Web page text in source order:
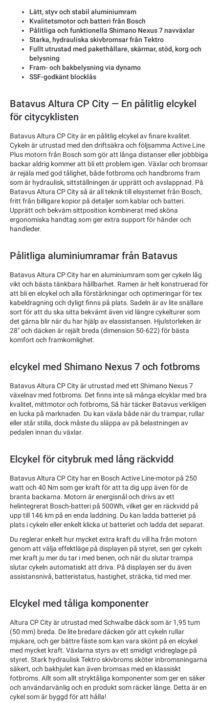
Lätt, styv och stabil aluminiumram
Kvalitetsmotor och batteri från Bosch
Pålitliga och funktionella Shimano Nexus 7 navväxlar
Starka, hydrauliska skivbromsar från Tektro
Fullt utrustad med pakethållare, skärmar, stöd, korg och
belysning
Fram- och bakbelysning via dynamo
SSF-godkänt blocklås
Batavus Altura CP City — En pålitlig elcykel
för citycyklisten
Batavus Altura CP City är en pålitlig elcykel av finare kvalitet.
Cykeln är utrustad med den driftsäkra och följsamma Active Line
Plus motorn från Bosch som gör att långa distanser eller jobbbiga
backar aldrig kommer att bli ett problem igen. Växlar och bromsar
är rejäla med god tålighet, både fotbroms och handbroms fram
som är hydraulisk, sittställningen är upprätt och avslappnad. På
Batavus Altura CP City så är all teknik till elsystemet från Bosch,
fritt från billigare kopior på detaljer som kablar och batteri.
Upprätt och bekväm sittposition kombinerat med sköna
ergonomiska handtag som ger extra support för händer och
handleder.
Pålitliga aluminiumramar från Batavus
Batavus Altura CP City har en aluminiumram som ger cykeln låg
vikt och bästa tänkbara hållbarhet. Ramen är helt konstruerad för
att bli en elcykel och alla förstärkningar och optimeringar för tex
kabeldragning och dyligt finns på plats. Sadeln är av lite snällare
sort för att du ska sitta bekvämt även vid längre cykelturer som
det gärna blir när du har hjälp av elassistansen. Hjulstorleken är
28" och däcken är rejält breda (dimension 50-622) för bästa
komfort och framkomlighet.
elcykel med Shimano Nexus 7 och fotbroms
Batavus Altura CP City är utrustad med ett Shimano Nexus 7
växelnav med fotbroms. Det finns inte så många elcyklar med bra
kvalitet, mittmotor och fotbroms, Så här täcker Batavus verkligen
en lucka på marknaden. Du kan växla både när du trampar, rullar
eller står stilla, dock måste du släppa av på belastningen av
pedalen innan du växlar.
Elcykel för citybruk med lång räckvidd
Batavus Altura CP City har en Bosch Active Line-motor på 250
watt och 40 Nm som ger kraft för att ta dig upp även för de
branta backarna. Motorn är energisnål och drivs av ett
helintegrerat Bosch-batteri på 500Wh, vilket ger en räckvidd på
upp till 146 km på en enda laddning. Du kan ladda batteriet på
plats i cykeln eller enkelt klicka ut batteriet och ladda det separat.
Du reglerar enkelt hur mycket extra kraft du vill ha från motorn
genom att välja effektläge på displayen på styret, sen ger cykeln
mer kraft ju mer du tar i med benen, och när du slutar trampa
slutar cykeln automatiskt att driva. På displayen ser du även
assistansnivå, batteristatus, hastighet, sträcka, tid med mer.
Elcykel med tåliga komponenter
Altura CP City är utrustad med Schwalbe däck som är 1,95 tum
(50 mm) breda. De lite bredare däcken gör att cykeln rullar
mjukare, och ger bättre fäste som kan vara skönt på en elcykel
med mycket kraft. Växlarna styrs av ett smidigt vridreglage på
styret. Stark hydraulisk Tektro skivbroms sköter inbromsningarna
säkert, och bakhjulet kan även bromsas med en klassiskt
fotbroms. Allt som allt stryktåliga komponenter som ger en säker
och användarvänlig och en produkt som räcker länge. Detta är en
cykel som är byggd för att hålla!